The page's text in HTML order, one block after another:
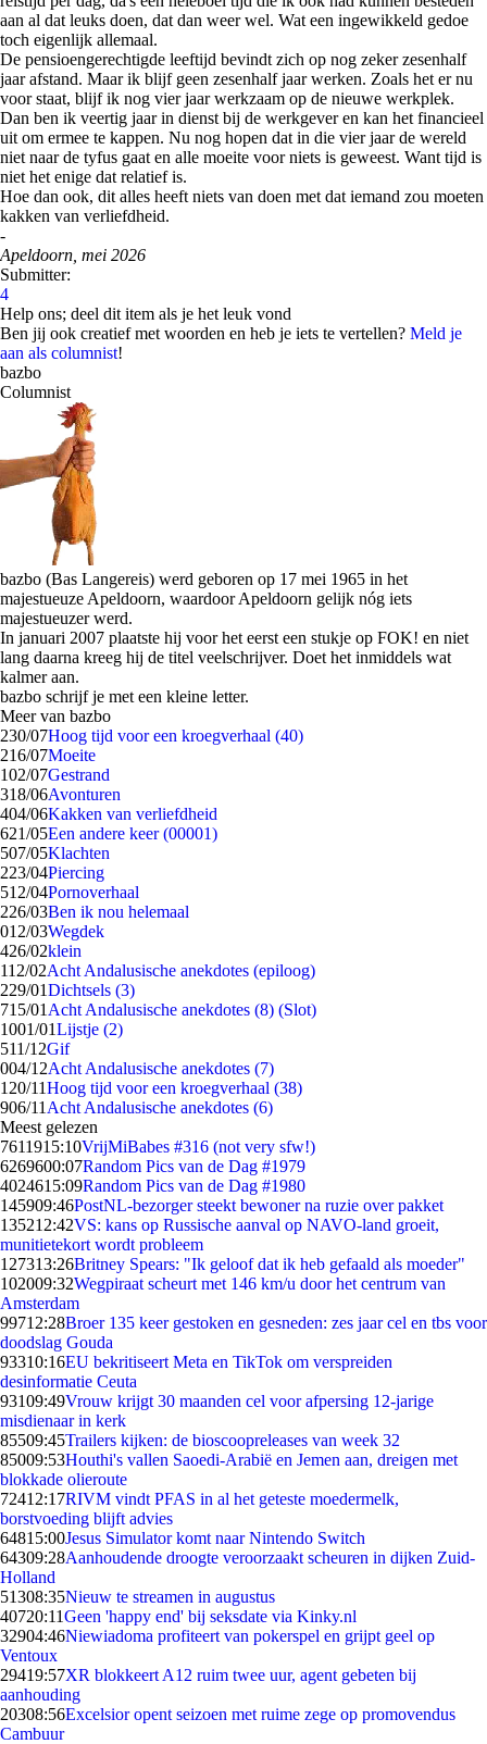
aan al dat leuks doen, dat dan weer wel. Wat een ingewikkeld gedoe
toch eigenlijk allemaal.
De pensioengerechtigde leeftijd bevindt zich op nog zeker zesenhalf
jaar afstand. Maar ik blijf geen zesenhalf jaar werken. Zoals het er nu
voor staat, blijf ik nog vier jaar werkzaam op de nieuwe werkplek.
Dan ben ik veertig jaar in dienst bij de werkgever en kan het financieel
uit om ermee te kappen. Nu nog hopen dat in die vier jaar de wereld
niet naar de tyfus gaat en alle moeite voor niets is geweest. Want tijd is
niet het enige dat relatief is.
Hoe dan ook, dit alles heeft niets van doen met dat iemand zou moeten
kakken van verliefdheid.
-
Apeldoorn, mei 2026
Submitter:
4
Help ons; deel dit item als je het leuk vond
Ben jij ook creatief met woorden en heb je iets te vertellen? Meld je
aan als columnist!
bazbo
Columnist
bazbo (Bas Langereis) werd geboren op 17 mei 1965 in het
majestueuze Apeldoorn, waardoor Apeldoorn gelijk nóg iets
majestueuzer werd.
In januari 2007 plaatste hij voor het eerst een stukje op FOK! en niet
lang daarna kreeg hij de titel veelschrijver. Doet het inmiddels wat
kalmer aan.
bazbo schrijf je met een kleine letter.
Meer van bazbo
230/07Hoog tijd voor een kroegverhaal (40)
216/07Moeite
102/07Gestrand
318/06Avonturen
404/06Kakken van verliefdheid
621/05Een andere keer (00001)
507/05Klachten
223/04Piercing
512/04Pornoverhaal
226/03Ben ik nou helemaal
012/03Wegdek
426/02klein
112/02Acht Andalusische anekdotes (epiloog)
229/01Dichtsels (3)
715/01 Acht Andalusische anekdotes (8) (Slot)
1001/01Lijstje (2)
511/12Gif
004/12Acht Andalusische anekdotes (7)
1 20/11Hoog tijd voor een kroegverhaal (38)
906/11 Acht Andalusische anekdotes (6)
Meest gelezen
7611915:10VrijMiBabes #316 (not very sfw!)
6269600:07Random Pics van de Dag #1979
4024615:09Random Pics van de Dag #1980
145909:46PostNL-bezorger steekt bewoner na ruzie over pakket
135212:42VS: kans op Russische aanval op NAVO-land groeit,
munitietekort wordt probleem
127313:26Britney Spears: "Ik geloof dat ik heb gefaald als moeder"
102009:32Wegpiraat scheurt met 146 km/u door het centrum van
Amsterdam
99712:28Broer 135 keer gestoken en gesneden: zes jaar cel en tbs voor
doodslag Gouda
93310:16EU bekritiseert Meta en TikTok om verspreiden
desinformatie Ceuta
93109:49Vrouw krijgt 30 maanden cel voor afpersing 12-jarige
misdienaar in kerk
85509:45Trailers kijken: de bioscoopreleases van week 32
85009:53Houthi's vallen Saoedi-Arabië en Jemen aan, dreigen met
blokkade olieroute
72412:17RIVM vindt PFAS in al het geteste moedermelk,
borstvoeding blijft advies
64815:00Jesus Simulator komt naar Nintendo Switch
64309:28Aanhoudende droogte veroorzaakt scheuren in dijken Zuid-
Holland
51308:35Nieuw te streamen in augustus
40720:11Geen 'happy end' bij seksdate via Kinky.nl
32904:46Niewiadoma profiteert van pokerspel en grijpt geel op
Ventoux
29419:57XR blokkeert A12 ruim twee uur, agent gebeten bij
aanhouding
20308:56Excelsior opent seizoen met ruime zege op promovendus
Cambuur